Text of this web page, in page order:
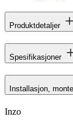
Produktdetaljer
Spesifikasjoner
Installasjon,
Inzo